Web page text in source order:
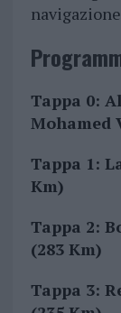
Tappa 0:
Mohamed
Tappa 1:
Km)
Tappa 2:
(283 Km)
Tappa 3: